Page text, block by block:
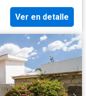
Ver en detalle